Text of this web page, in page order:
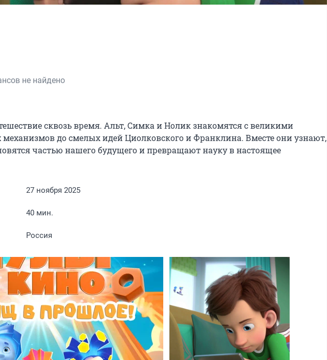
не найдено
сквозь время. Альт, Симка и Нолик знакомятся с великими
до смелых идей Циолковского и Франклина. Вместе они узнают,
частью нашего будущего и превращают науку в настоящее
27 ноября 2025
40 мин.
Россия